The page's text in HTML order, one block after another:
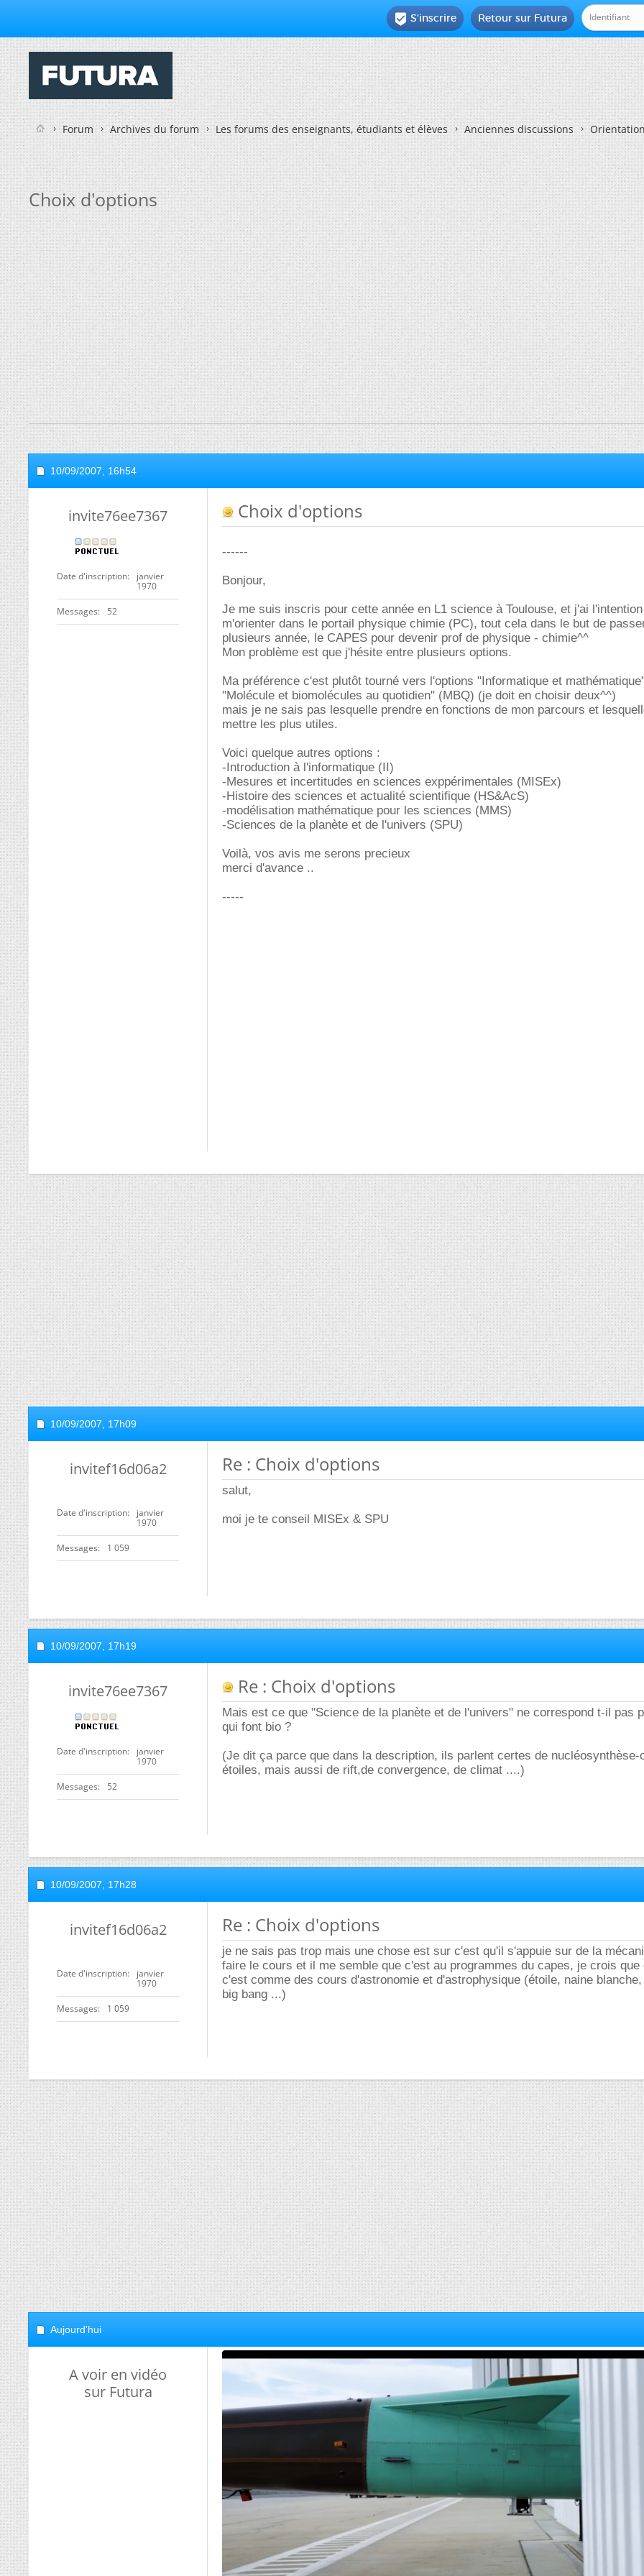
Retour sur Futura
 S'inscrire
Forum Archives du forum Les forums des enseignants, étudiants et élèves Anciennes discussions
Choix d'options
10/09/2007, 16h54
invite76ee7367
Date d'inscription
janvier
1970
Messages 52
Choix d'options
------
Bonjour,
Je me suis inscris pour cette année en L1 science à Toulouse, et j'ai
m'orienter dans le portail physique chimie (PC), tout cela dans le but de
plusieurs année, le CAPES pour devenir prof de physique - chimie^^
Mon problème est que j'hésite entre plusieurs options.
Ma préférence c'est plutôt tourné vers l'options "Informatique et
"Molécule et biomolécules au quotidien" (MBQ) (je doit en choisir deux^^)
mais je ne sais pas lesquelle prendre en fonctions de mon parcours et
mettre les plus utiles.
Voici quelque autres options :
-Introduction à l'informatique (II)
-Mesures et incertitudes en sciences exppérimentales (MISEx)
-Histoire des sciences et actualité scientifique (HS&AcS)
-modélisation mathématique pour les sciences (MMS)
-Sciences de la planète et de l'univers (SPU)
Voilà, vos avis me serons precieux
merci d'avance ..
-----
10/09/2007, 17h09
invitef16d06a2
Date d'inscription
janvier
1970
Messages 1 059
Re : Choix d'options
salut,
moi je te conseil MISEx & SPU
10/09/2007, 17h19
invite76ee7367
Date d'inscription
janvier
1970
Messages 52
Re : Choix d'options
Mais est ce que "Science de la planète et de l'univers" ne correspond t-il pas
qui font bio ?
(Je dit ça parce que dans la description, ils parlent certes de nucléosynthèse-
étoiles, mais aussi de rift,de convergence, de climat ....)
10/09/2007, 17h28
invitef16d06a2
Date d'inscription
janvier
1970
Messages 1 059
Re : Choix d'options
je ne sais pas trop mais une chose est sur c'est qu'il s'appuie sur de la
faire le cours et il me semble que c'est au programmes du capes, je crois que
c'est comme des cours d'astronomie et d'astrophysique (étoile, naine
big bang ...)
Aujourd'hui
A voir en vidéo
sur Futura